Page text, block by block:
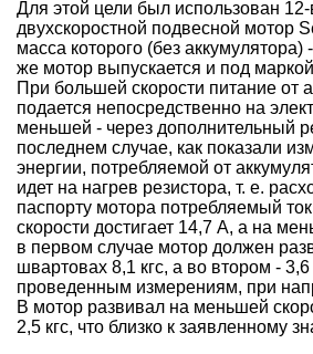
Для этой цели был использован
двухскоростной подвесной мотор
масса которого (без аккумулятора)
же мотор выпускается и под
При большей скорости питание от
подается непосредственно на
меньшей - через дополнительный
последнем случае, как показали
энергии, потребляемой от
идет на нагрев резистора, т. е.
паспорту мотора потребляемый
скорости достигает 14,7 А, а на
в первом случае мотор должен
швартовах 8,1 кгс, а во втором - 3,6
проведенным измерениям, при
В мотор развивал на меньшей
2,5 кгс, что близко к заявленному